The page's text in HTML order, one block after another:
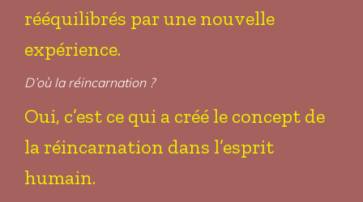
rééquilibrés par une nouvelle
expérience.
D’où la réincarnation ?
Oui, c’est ce qui a créé le concept de
la réincarnation dans l’esprit
humain.